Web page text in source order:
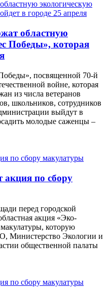
областную
Победы», которая
посвященной 70-й
войне, которая
из числа ветеранов
школьников, сотрудников
выйдут в
молодые саженцы –
акция по сбору
перед городской
акция «Эко-
которую
Министерство Экологии и
общественной палаты